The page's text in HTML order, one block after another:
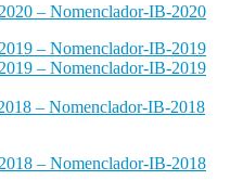
– Nomenclador-IB-2020
– Nomenclador-IB-2019
– Nomenclador-IB-2019
– Nomenclador-IB-2018
– Nomenclador-IB-2018